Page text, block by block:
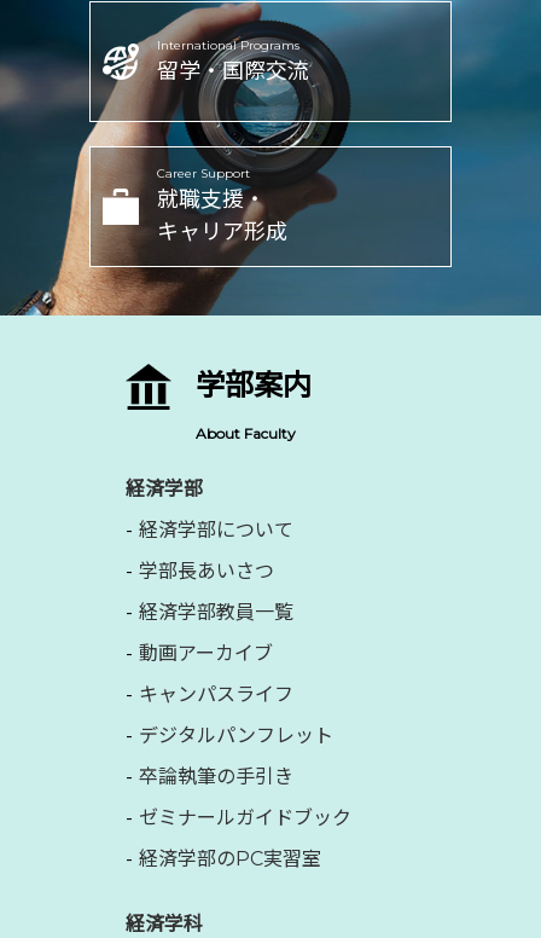
International Programs
留学・国際交流
Career Support
就職支援・
キャリア形成
学部案内
About Faculty
経済学部
経済学部について
学部長あいさつ
経済学部教員一覧
動画アーカイブ
キャンパスライフ
デジタルパンフレット
卒論執筆の手引き
ゼミナールガイドブック
経済学部のPC実習室
経済学科